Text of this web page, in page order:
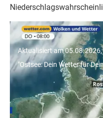
"Ostsee: Dein
Aktualisiert am 05.08.2026,
"Ostsee: Dein Wetter für
Wetter für Städte in
Hamburg